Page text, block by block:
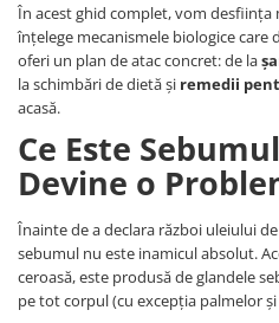
În acest ghid complet, vom
înțelege mecanismele biologice care
oferi un plan de atac concret: de la
la schimbări de dietă și remedii
acasă.
Ce Este
Devine o
Înainte de a declara război uleiului
sebumul nu este inamicul absolut.
ceroasă, este produsă de glandele
pe tot corpul (cu excepția palmelor